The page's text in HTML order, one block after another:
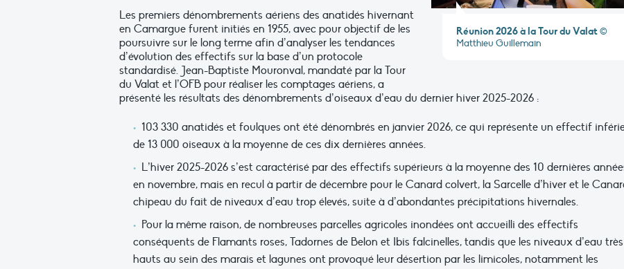
Réunion 2026 à la Tour du Valat©
Matthieu Guillemain
Les premiers dénombrements aériens des anatidés hivernant
en Camargue furent initiés en 1955, avec pour objectif de les
poursuivre sur le long terme afin d’analyser les tendances
d’évolution des effectifs sur la base d’un protocole
standardisé. Jean-Baptiste Mouronval, mandaté par la Tour
du Valat et l’OFB pour réaliser les comptages aériens, a
présenté les résultats des dénombrements d’oiseaux d’eau du dernier hiver 2025-2026 :
103 330 anatidés et foulques ont été dénombrés en janvier 2026, ce qui représente un effectif
de 13 000 oiseaux à la moyenne de ces dix dernières années.
L’hiver 2025-2026 s’est caractérisé par des effectifs supérieurs à la moyenne des 10 dernières
en novembre, mais en recul à partir de décembre pour le Canard colvert, la Sarcelle d’hiver et le
chipeau du fait de niveaux d’eau trop élevés, suite à d’abondantes précipitations hivernales.
Pour la même raison, de nombreuses parcelles agricoles inondées ont accueilli des effectifs
conséquents de Flamants roses, Tadornes de Belon et Ibis falcinelles, tandis que les niveaux d’eau très
hauts au sein des marais et lagunes ont provoqué leur désertion par les limicoles, notamment les